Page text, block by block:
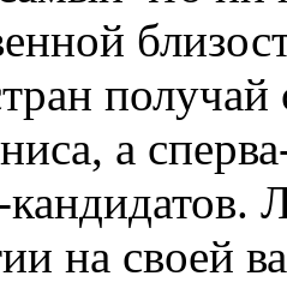
а
на своей